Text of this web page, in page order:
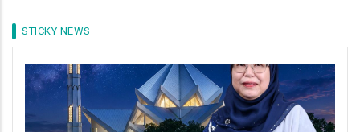
STICKY NEWS